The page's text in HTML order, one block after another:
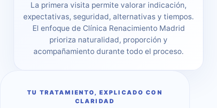
La primera visita permite valorar indicación,
expectativas, seguridad, alternativas y tiempos.
El enfoque de Clínica Renacimiento Madrid
prioriza naturalidad, proporción y
acompañamiento durante todo el proceso.
TU TRATAMIENTO, EXPLICADO CON
CLARIDAD